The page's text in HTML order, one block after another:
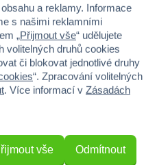
3
KLUK
PLAST
14.5
a reklamy. Informace
s našimi reklamními
„Přijmout vše“ udělujete
volitelných druhů cookies
či blokovat jednotlivé druhy
“. Zpracování volitelných
. Více informací v Zásadách
Odmítnout
vše